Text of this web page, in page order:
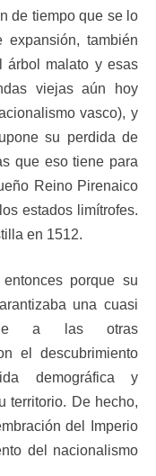
de tiempo que se lo
también
árbol malato y esas
viejas aún hoy
vasco), y
su perdida de
que eso tiene para
Reino Pirenaico
estados limítrofes.
en 1512.
porque su
una cuasi
a las otras
el descubrimiento
demográfica y
territorio. De hecho,
del Imperio
del nacionalismo